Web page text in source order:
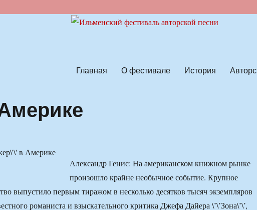
Главная О фестивале История
Америке
Александр Генис: На американском книжном рынке
произошло крайне необычное событие. Крупное
выпустило первым тиражом в несколько десятков тысяч экземпляров
романиста и взыскательного критика Джефа Дайера \’\’Зона\’\’,